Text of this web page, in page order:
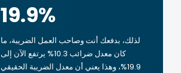
19.9%
لذلك، بدفعك أنت وصاحب العمل الضريبة، ما
كان معدل ضرائب 10.3% يرتفع الآن إلى
19.9%، وهذا يعني أن معدل الضريبة الحقيقي